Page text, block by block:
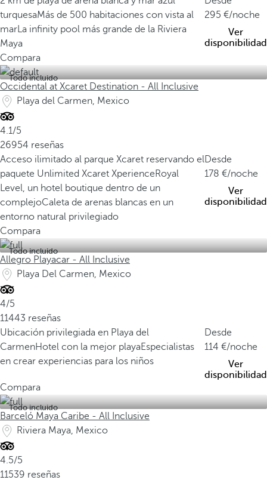
turquesaMás de 500 habitaciones con vista al
marLa infinity pool más grande de la Riviera
Maya
295
/noche
Ver
disponibilidad
Compara
Todo incluido
Occidental at Xcaret Destination - All Inclusive
Playa del Carmen, Mexico
4.1/5
26954 reseñas
Acceso ilimitado al parque Xcaret reservando el
paquete Unlimited Xcaret XperienceRoyal
Level, un hotel boutique dentro de un
complejoCaleta de arenas blancas en un
entorno natural privilegiado
Desde
178
/noche
Ver
disponibilidad
Compara
Todo incluido
Allegro Playacar - All Inclusive
Playa Del Carmen, Mexico
4/5
11443 reseñas
Ubicación privilegiada en Playa del
CarmenHotel con la mejor playaEspecialistas
en crear experiencias para los niños
Desde
114
/noche
Ver
disponibilidad
Compara
Todo incluido
Barceló Maya Caribe - All Inclusive
Riviera Maya, Mexico
4.5/5
11539 reseñas